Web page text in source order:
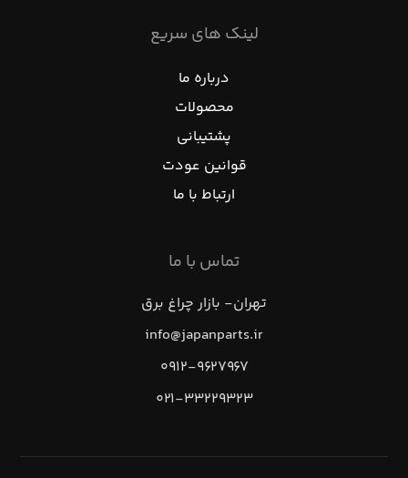
لینک های سریع
درباره ما
محصولات
پشتیبانی
قوانین عودت
ارتباط با ما
تماس با ما
تهران- بازار چراغ برق
info@japanparts.ir
۰۹۱۲-۹۶۲۷۹۶۷
۰۲۱-۳۳۲۲۹۳۲۳